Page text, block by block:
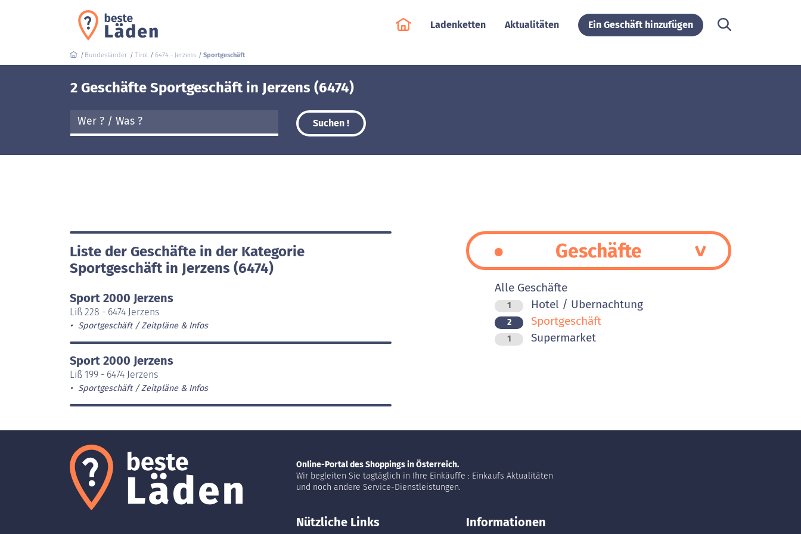
Ladenketten Aktualitäten Ein Geschäft hinzufügen
Bundesländer Tirol 6474 - Jerzens Sportgeschäft
2 Geschäfte Sportgeschäft in Jerzens (6474)
Suchen !
Liste der Geschäfte in der Kategorie
Sportgeschäft in Jerzens (6474)
Sport 2000 Jerzens
Liß 228 - 6474 Jerzens
Sportgeschäft Zeitpläne & Infos
Sport 2000 Jerzens
Liß 199 - 6474 Jerzens
Sportgeschäft Zeitpläne & Infos
Geschäfte
Alle Geschäfte
1 Hotel / Ubernachtung
2 Sportgeschäft
1 Supermarket
Online-Portal des Shoppings in Österreich.
Wir begleiten Sie tagtäglich in Ihre Einkäuffe : Einkaufs Aktualitäten
und noch andere Service-Dienstleistungen.
Nützliche Links Informationen